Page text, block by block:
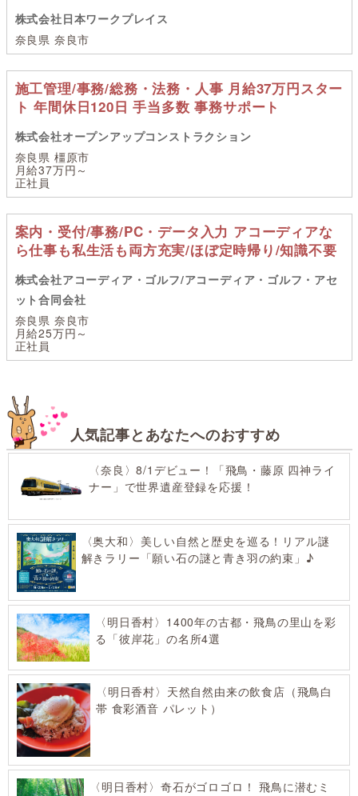
株式会社日本ワークプレイス
奈良県 奈良市
施工管理/事務/総務・法務・人事 月給37万円スター
ト 年間休日120日 手当多数 事務サポート
株式会社オープンアップコンストラクション
奈良県 橿原市
月給37万円～
正社員
案内・受付/事務/PC・データ入力 アコーディアな
ら仕事も私生活も両方充実/ほぼ定時帰り/知識不要
株式会社アコーディア・ゴルフ/アコーディア・ゴルフ・アセ
ット合同会社
奈良県 奈良市
月給25万円～
正社員
人気記事とあなたへのおすすめ
〈奈良〉8/1デビュー！「飛鳥・藤原 四神ライ
ナー」で世界遺産登録を応援！
〈奥大和〉美しい自然と歴史を巡る！リアル謎
解きラリー「願い石の謎と青き羽の約束」♪
〈明日香村〉1400年の古都・飛鳥の里山を彩
る「彼岸花」の名所4選
〈明日香村〉天然自然由来の飲食店（飛鳥白
帯 食彩酒音 パレット）
〈明日香村〉奇石がゴロゴロ！ 飛鳥に潜むミ